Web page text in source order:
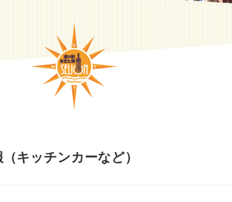
キッチンカーなど）